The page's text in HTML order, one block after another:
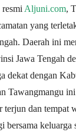
Aljuni.com,
yang
Daerah ini
Jawa Tengah
dekat dengan
Tawangmangu
terjun dan tempat
keluarga